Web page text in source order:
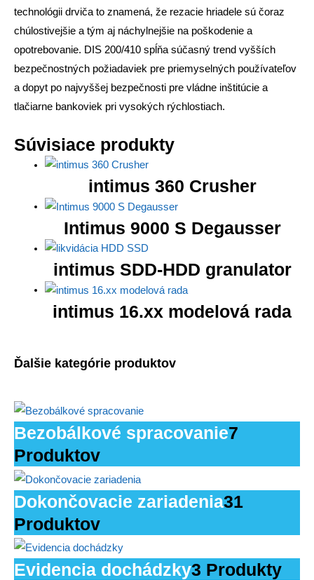
technológii drviča to znamená, že rezacie hriadele sú čoraz
chúlostivejšie a tým aj náchylnejšie na poškodenie a
opotrebovanie. DIS 200/410 spĺňa súčasný trend vyšších
bezpečnostných požiadaviek pre priemyselných používateľov
a dopyt po najvyššej bezpečnosti pre vládne inštitúcie a
tlačiarne bankoviek pri vysokých rýchlostiach.
Súvisiace produkty
intimus 360 Crusher
Intimus 9000 S Degausser
intimus SDD-HDD granulator
intimus 16.xx modelová rada
Ďalšie kategórie produktov
Bezobálkové spracovanie7
Produktov
Dokončovacie zariadenia31
Produktov
Evidencia dochádzky3 Produkty